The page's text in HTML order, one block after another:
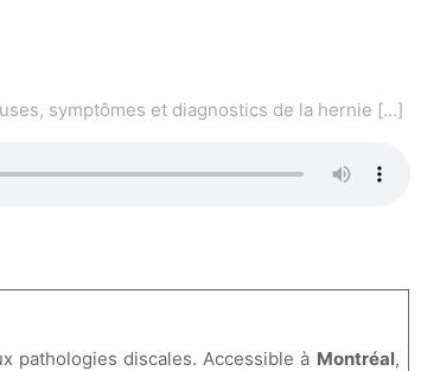
symptômes et diagnostics de la hernie […]
pathologies discales. Accessible à Montréal,